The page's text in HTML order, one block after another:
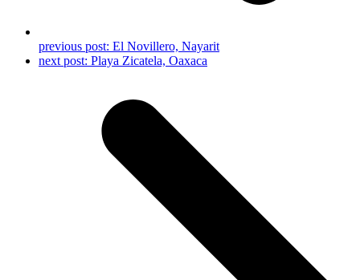
previous post: El Novillero, Nayarit
next post: Playa Zicatela, Oaxaca